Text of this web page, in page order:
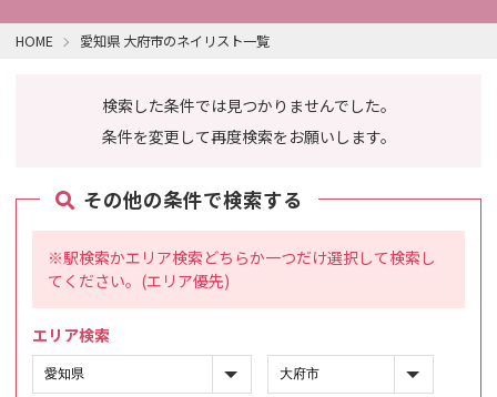
HOME 愛知県 大府市のネイリスト一覧
検索した条件では見つかりませんでした。
条件を変更して再度検索をお願いします。
その他の条件で検索する
※駅検索かエリア検索どちらか一つだけ選択して検索し
てください。(エリア優先)
エリア検索